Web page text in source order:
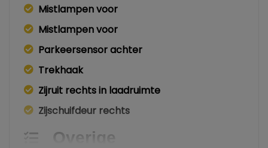
Mistlampen voor
Mistlampen voor
Parkeersensor achter
Trekhaak
Zijruit rechts in laadruimte
Zijschuifdeur rechts
Overige